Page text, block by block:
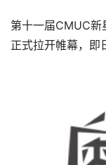
第十一届CMUC新
正式拉开帷幕，即